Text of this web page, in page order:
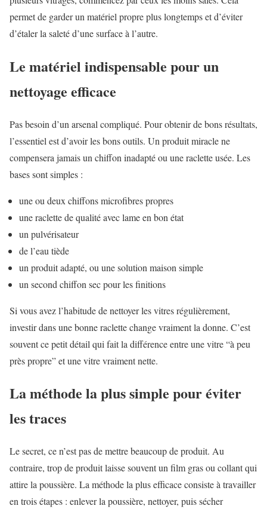
permet de garder un matériel propre plus longtemps et d’éviter
d’étaler la saleté d’une surface à l’autre.
Le matériel indispensable pour un
nettoyage efficace
Pas besoin d’un arsenal compliqué. Pour obtenir de bons résultats,
l’essentiel est d’avoir les bons outils. Un produit miracle ne
compensera jamais un chiffon inadapté ou une raclette usée. Les
bases sont simples :
une ou deux chiffons microfibres propres
une raclette de qualité avec lame en bon état
un pulvérisateur
de l’eau tiède
un produit adapté, ou une solution maison simple
un second chiffon sec pour les finitions
Si vous avez l’habitude de nettoyer les vitres régulièrement,
investir dans une bonne raclette change vraiment la donne. C’est
souvent ce petit détail qui fait la différence entre une vitre “à peu
près propre” et une vitre vraiment nette.
La méthode la plus simple pour éviter
les traces
Le secret, ce n’est pas de mettre beaucoup de produit. Au
contraire, trop de produit laisse souvent un film gras ou collant qui
attire la poussière. La méthode la plus efficace consiste à travailler
en trois étapes : enlever la poussière, nettoyer, puis sécher